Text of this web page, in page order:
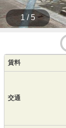
1 / 5
賃料
交通